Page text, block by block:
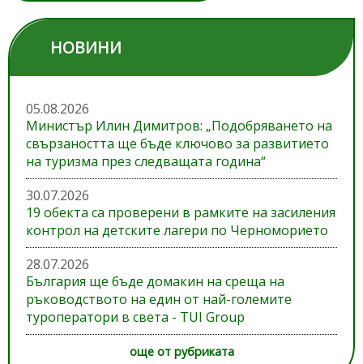
НОВИНИ
05.08.2026
Министър Илин Димитров: „Подобряването на
свързаността ще бъде ключово за развитието
на туризма през следващата година“
30.07.2026
19 обекта са проверени в рамките на засиления
контрол на детските лагери по Черноморието
28.07.2026
България ще бъде домакин на среща на
ръководството на един от най-големите
туроператори в света - TUI Group
още от рубриката